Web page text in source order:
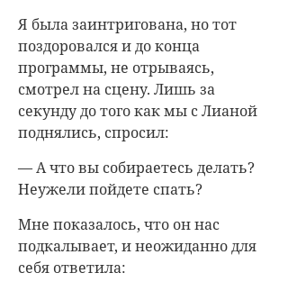
Я была заинтригована, но тот
поздоровался и до конца
программы, не отрываясь,
смотрел на сцену. Лишь за
секунду до того как мы с Лианой
поднялись, спросил:
— А что вы собираетесь делать?
Неужели пойдете спать?
Мне показалось, что он нас
подкалывает, и неожиданно для
себя ответила: